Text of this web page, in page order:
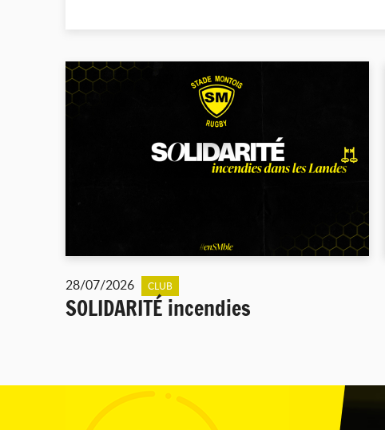
28/07/2026 CLUB
SOLIDARITÉ incendies